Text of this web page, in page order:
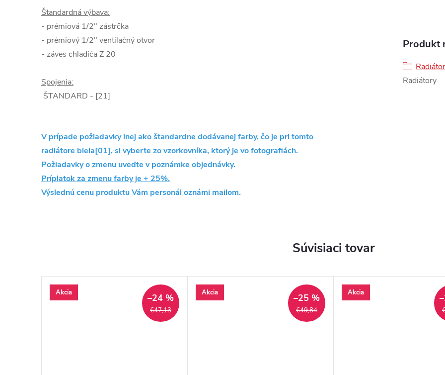
Štandardná výbava:
- prémiová 1/2" zástrčka
- prémiový 1/2" ventilačný otvor
- záves chladiča Z 20
Spojenia:
ŠTANDARD - [21]
V prípade požiadavky inej ako štandardne dodávanej farby, čo je pri tomto
radiátore biela[01], si vyberte zo vzorkovníka, ktorý je vo fotografiách.
Požiadavky o zmenu uveďte v poznámke objednávky.
Príplatok za zmenu farby je + 25%.
Výslednú cenu produktu Vám personál oznámi mailom.
Produkt
Radiátory
Súvisiaci tovar
Akcia
€47,13
–24 % Akcia
€49,84
–25 % Akcia